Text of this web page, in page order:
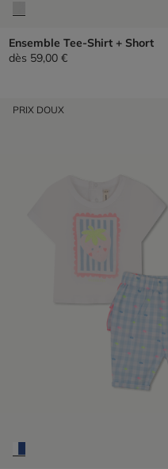
Ensemble Tee-Shirt + Short
dès 59,00 €
PRIX DOUX